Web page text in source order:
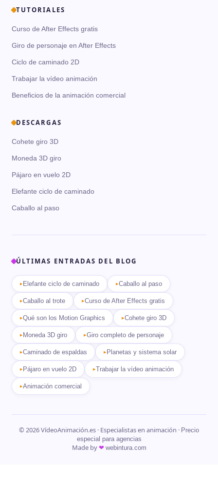
TUTORIALES
Curso de After Effects gratis
Giro de personaje en After Effects
Ciclo de caminado 2D
Trabajar la vídeo animación
Beneficios de la animación comercial
DESCARGAS
Cohete giro 3D
Moneda 3D giro
Pájaro en vuelo 2D
Elefante ciclo de caminado
Caballo al paso
ÚLTIMAS ENTRADAS DEL BLOG
Elefante ciclo de caminado Caballo al paso
Caballo al trote Curso de After Effects gratis
Qué son los Motion Graphics Cohete giro 3D
Moneda 3D giro Giro completo de personaje
Caminado de espaldas Planetas y sistema solar
Pájaro en vuelo 2D Trabajar la vídeo animación
Animación comercial
© 2026 VídeoAnimación.es · Especialistas en animación · Precio
especial para agencias
Made by❤ webintura.com